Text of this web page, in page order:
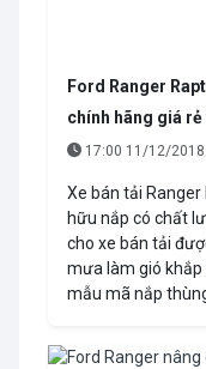
Ford Ranger
chính hãng giá
17:00 11/12/2018
Xe bán tải
hữu nắp có chất
cho xe bán tải
mưa làm gió khắp
mẫu mã nắp